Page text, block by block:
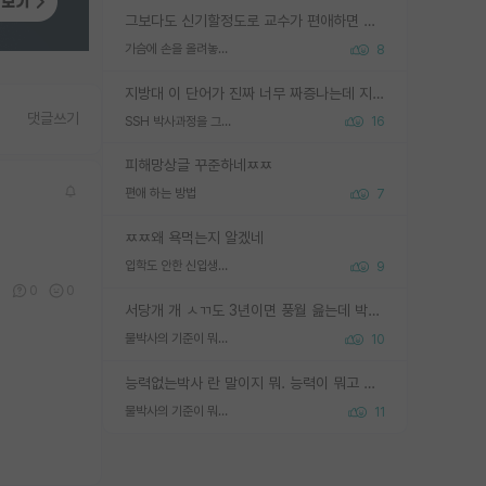
그보다도 신기할정도로 교수가 편애하면 그사람만 논문이 되더라구요 내용이 다른 사람보다 허접해도요
가슴에 손을 올려놓고 싫어하는 사람 불공정하게 리뷰 8
지방대 이 단어가 진짜 너무 짜증나는데 지방대면 다 그냥 쓰레기인가요? 무슨 말 같지도 않은 댓글들이 있는건지??? 지방에도 충분히 좋은 대학 많고 충분히 잘하는 교수님들 많습니다 포항공대 4개 IST 대표 지거국들 여기 모두 다 지방에 있고 여기 출신들 중에 교수하는 분들 적지 않습니다 지거국 출신이 무슨 교수를 하냐?라고 생각할 사람들 많은데 상위 대표 지거국에 아웃라이어들 많습니다 결국 개인의 연구역량과 실적이 중요합니다 이 역량을 펼치는데 있어서 지도교수와의 합도 중요합니다. 그리고 경력이 필요하면 해외포닥까지 다녀오세요
SSH 박사과정을 그만두고 지방대 박사로 옮기면 교수의 꿈은 끝일까요? 16
피해망상글 꾸준하네ㅉㅉ
편애 하는 방법 7
ㅉㅉ왜 욕먹는지 알겠네
입학도 안한 신입생이 원래 관심을 받나요 9
서당개 개 ㅅㄲ도 3년이면 풍월 읊는데 박사 5년 이상 대리고 있으면서 물된건 교수 탓 맞는ㄱ게 거기가 서당이 아니란 소리임
물박사의 기준이 뭐임? 10
능력없는박사 란 말이지 뭐. 능력이 뭐고 능력이 있다는게 뭔지는 사람마다 기준이 다르니까 얘기해봐야 서로 자기 기준만 얘기해서 논쟁이 끝이 안나고. 주위에서 능력있고 야심있는 신입생이 교수가 유의미한 피드백을 아예 안주면서 제대로된 과제에 참여해볼 기회도 제공하지 않고 잡일 뺑뺑이만 돌려서 맨날 단순작업만 하면서 밤새다가 눈빛이 점점 죽어가는걸 본 사람은 물박사는 교수탓이라고 하고, 교수는 이것저것 알려도 주고 기회도 주고 사수 동기 붙여주면서 어떻게든 끌고가려고 하는데 본인이 매일 뺀질거리면서 출근 하는둥마는둥 하다가 기껏 와서도 폰이나 쳐다보다가 실험 망치고 저녁약속있어서 먼저 가볼게요~ 하는걸 본 사람은 물박사는 본인탓이라고 함.
물박사의 기준이 뭐임? 11
댓글쓰기